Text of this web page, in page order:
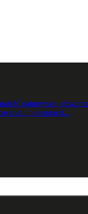
najnowsze,
i pielęgnacji...